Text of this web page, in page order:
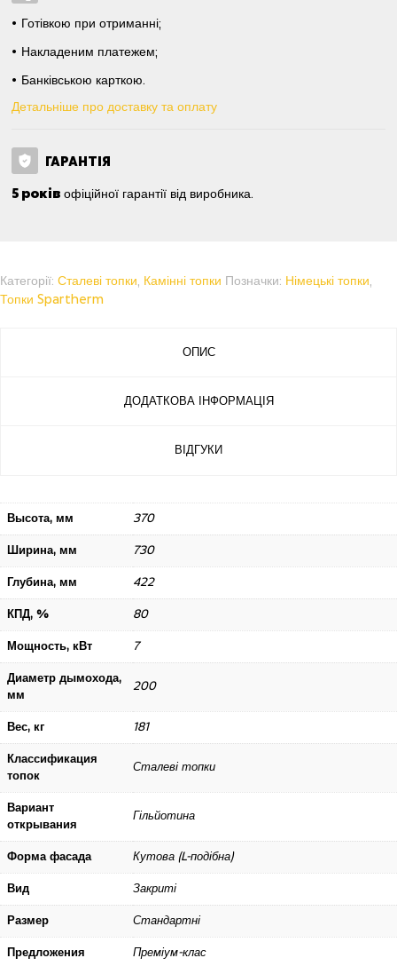
Готівкою при отриманні;
Накладеним платежем;
Банківською карткою.
Детальніше про доставку та оплату
ГАРАНТІЯ
5 років офіційної гарантії від виробника.
Категорії: Сталеві топки, Камінні топки Позначки: Німецькі топки,
Топки Spartherm
ОПИС
ДОДАТКОВА ІНФОРМАЦІЯ
ВІДГУКИ
Высота, мм 370
Ширина, мм 730
Глубина, мм 422
КПД, % 80
Мощность, кВт 7
Диаметр дымохода,
мм
200
Вес, кг 181
Классификация
топок
Сталеві топки
Вариант
открывания
Гільйотина
Форма фасада Кутова (L-подібна)
Вид Закриті
Размер Стандартні
Предложения Преміум-клас